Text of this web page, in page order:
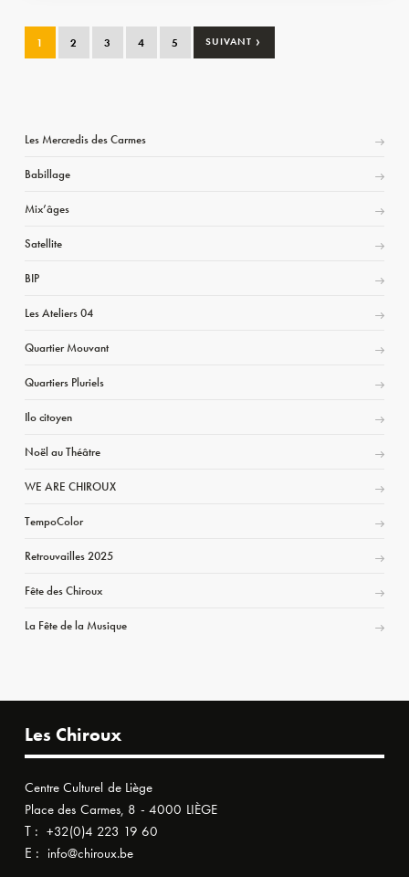
1 2 3 4 5 SUIVANT ›
Les Mercredis des Carmes
Babillage
Mix’âges
Satellite
BIP
Les Ateliers 04
Quartier Mouvant
Quartiers Pluriels
Ilo citoyen
Noël au Théâtre
WE ARE CHIROUX
TempoColor
Retrouvailles 2025
Fête des Chiroux
La Fête de la Musique
Les Chiroux
Centre Culturel de Liège
Place des Carmes, 8 - 4000 LIÈGE
T : +32(0)4 223 19 60
E : info@chiroux.be